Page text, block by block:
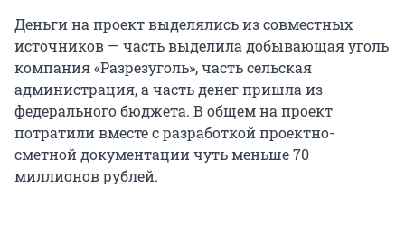
Деньги на проект выделялись из совместных
источников — часть выделила добывающая уголь
компания «Разрезуголь», часть сельская
администрация, а часть денег пришла из
федерального бюджета. В общем на проект
потратили вместе с разработкой проектно-
сметной документации чуть меньше 70
миллионов рублей.